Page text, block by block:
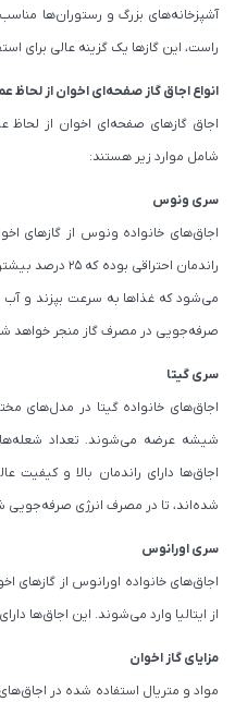
آشپزخانه‌های بزرگ و رستوران‌ها
راست، این گازها یک گزینه عالی برای
انواع اجاق گاز صفحه‌ای اخوان از لحاظ
اجاق گازهای صفحه‌ای اخوان از لحاظ
شامل موارد زیر هستند:
سری ونوس
اجاق‌های خانواده ونوس از گازهای
راندمان احتراقی
می‌شود که غذاها به سرعت بپزند و آب
صرفه‌جویی در مصرف گاز منجر خواهد
سری گیتا
اجاق‌های خانواده گیتا در مدل‌های
اجاق‌ها دارای راندمان بالا و
شده‌اند، تا در مصرف انرژی صرفه‌جویی
سری اورانوس
از ایتالیا وارد می‌شوند. این اجاق‌ها
مزایای گاز اخوان
مواد و متریال استفاده شده در